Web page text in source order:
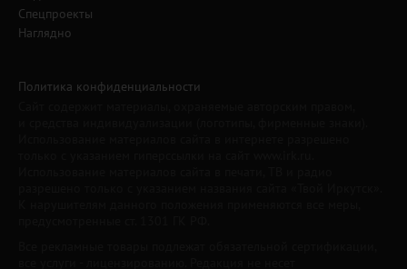
Спецпроекты
Наглядно
Политика конфиденциальности